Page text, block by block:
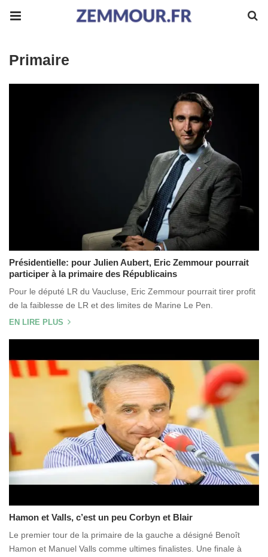
Primaire
Présidentielle: pour Julien Aubert, Eric Zemmour pourrait
participer à la primaire des Républicains
Pour le député LR du Vaucluse, Eric Zemmour pourrait tirer profit
de la faiblesse de LR et des limites de Marine Le Pen.
EN LIRE PLUS
Hamon et Valls, c’est un peu Corbyn et Blair
Le premier tour de la primaire de la gauche a désigné Benoît
Hamon et Manuel Valls comme ultimes finalistes. Une finale à